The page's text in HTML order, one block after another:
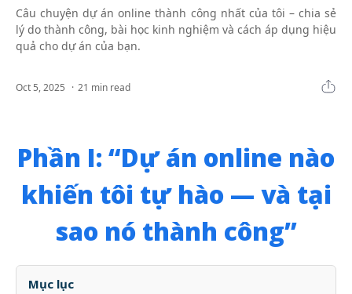
Câu chuyện dự án online thành công nhất của tôi – chia sẻ
lý do thành công, bài học kinh nghiệm và cách áp dụng hiệu
quả cho dự án của bạn.
21 min read
Phần I: “Dự án online nào
khiến tôi tự hào — và tại
sao nó thành công”
Mục lục